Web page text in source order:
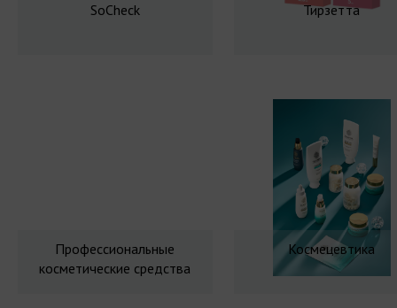
SoCheck Тирзетта
Профессиональные
косметические средства
Космецевтика